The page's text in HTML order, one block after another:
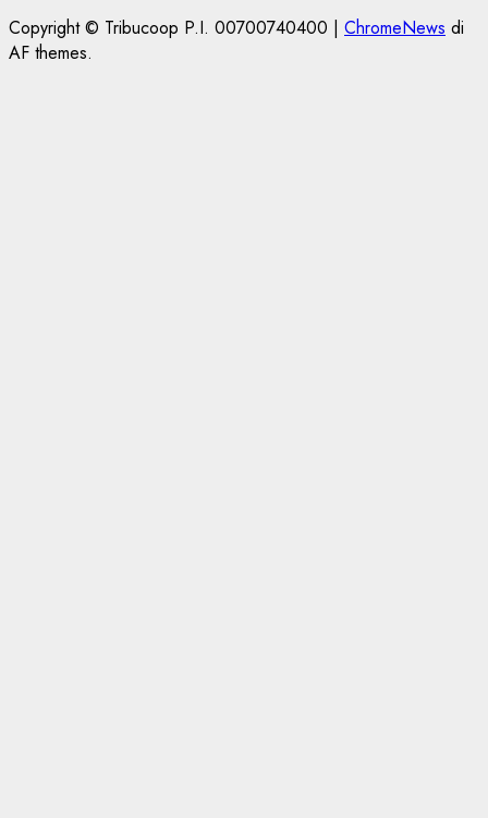
Copyright © Tribucoop P.I. 00700740400 | ChromeNews di
AF themes.